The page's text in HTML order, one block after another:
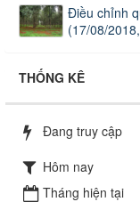
Điều chỉnh
(17/08/
THỐNG KÊ
Đang truy cập
Hôm nay
Tháng hiện tại